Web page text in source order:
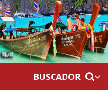
BUSCADOR